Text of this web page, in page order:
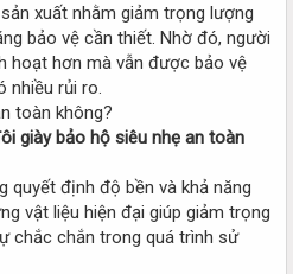
xuất nhằm giảm trọng lượng
bảo vệ cần thiết. Nhờ đó, người
hoạt hơn mà vẫn được bảo vệ
rủi ro.
giày bảo hộ siêu nhẹ an toàn
quyết định độ bền và khả năng
vật liệu hiện đại giúp giảm trọng
chắc chắn trong quá trình sử